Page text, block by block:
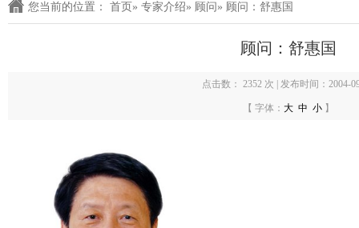
您当前的位置： 首页 » 专家介绍» 顾问 » 顾问：舒惠国
顾问：舒惠国
点击数： 2352 次 | 发布时间：2004-
【 字体： 大 中 小 】